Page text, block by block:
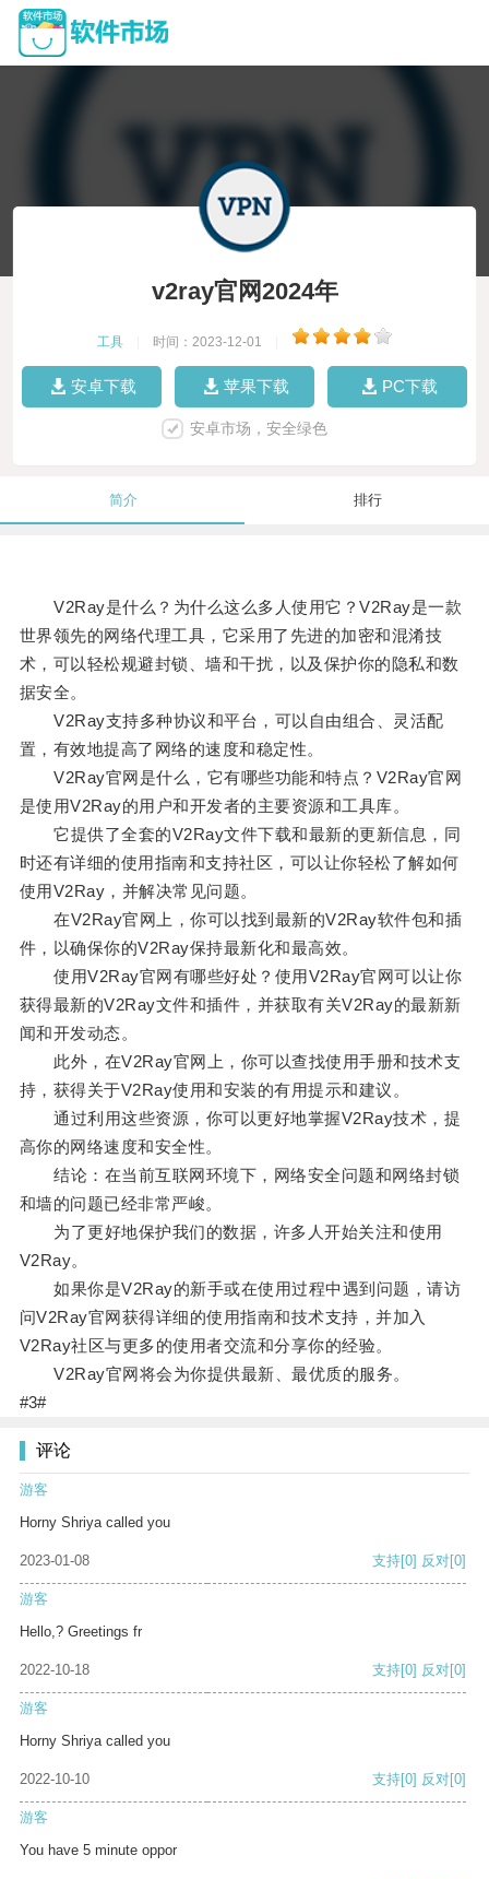
v2ray官网2024年
工具 时间：2023-12-01
安卓下载 苹果下载 PC下载
安卓市场，安全绿色
简介 排行
V2Ray是什么？为什么这么多人使用它？V2Ray是一款
世界领先的网络代理工具，它采用了先进的加密和混淆技
术，可以轻松规避封锁、墙和干扰，以及保护你的隐私和数
据安全。
V2Ray支持多种协议和平台，可以自由组合、灵活配
置，有效地提高了网络的速度和稳定性。
V2Ray官网是什么，它有哪些功能和特点？V2Ray官网
是使用V2Ray的用户和开发者的主要资源和工具库。
它提供了全套的V2Ray文件下载和最新的更新信息，同
时还有详细的使用指南和支持社区，可以让你轻松了解如何
使用V2Ray，并解决常见问题。
在V2Ray官网上，你可以找到最新的V2Ray软件包和插
件，以确保你的V2Ray保持最新化和最高效。
使用V2Ray官网有哪些好处？使用V2Ray官网可以让你
获得最新的V2Ray文件和插件，并获取有关V2Ray的最新新
闻和开发动态。
此外，在V2Ray官网上，你可以查找使用手册和技术支
持，获得关于V2Ray使用和安装的有用提示和建议。
通过利用这些资源，你可以更好地掌握V2Ray技术，提
高你的网络速度和安全性。
结论：在当前互联网环境下，网络安全问题和网络封锁
和墙的问题已经非常严峻。
为了更好地保护我们的数据，许多人开始关注和使用
V2Ray。
如果你是V2Ray的新手或在使用过程中遇到问题，请访
问V2Ray官网获得详细的使用指南和技术支持，并加入
V2Ray社区与更多的使用者交流和分享你的经验。
V2Ray官网将会为你提供最新、最优质的服务。
#3#
评论
游客
Horny Shriya called you
2023-01-08 支持[0] 反对[0]
游客
Hello,? Greetings fr
2022-10-18 支持[0] 反对[0]
游客
Horny Shriya called you
2022-10-10 支持[0] 反对[0]
游客
You have 5 minute oppor